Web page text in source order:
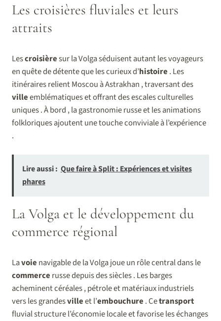
Les croisières fluviales et leurs
attraits
Lescroisièresur la Volga séduisent autant les voyageurs
en quête de détente que les curieux d’histoire . Les
itinéraires relient Moscou à Astrakhan , traversant des
villeemblématiques et offrant des escales culturelles
uniques . À bord , la gastronomie russe et les animations
folkloriques ajoutent une touche conviviale à l’expérience
.
Lire aussi : Que faire à Split : Expériences et visites
phares
La Volga et le développement du
commerce régional
Lavoie navigable de la Volga joue un rôle central dans le
commerce russe depuis des siècles . Les barges
acheminent céréales , pétrole et matériaux industriels
vers les grandesvilleet l’embouchure . Cetransport
fluvial structure l’économie locale et favorise les échanges